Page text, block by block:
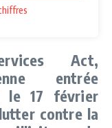
Act,
entrée
le 17 février
contre la